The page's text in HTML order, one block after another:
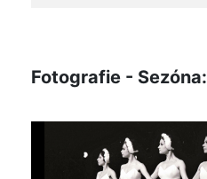
Fotografie - Sezóna: